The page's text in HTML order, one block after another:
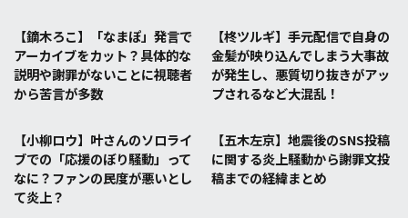
【鏑木ろこ】「なまぽ」発言で
アーカイブをカット？具体的な
説明や謝罪がないことに視聴者
から苦言が多数
【柊ツルギ】手元配信で自身の
金髪が映り込んでしまう大事故
が発生し、悪質切り抜きがアッ
プされるなど大混乱！
【小柳ロウ】叶さんのソロライ
ブでの「応援のぼり騒動」って
なに？ファンの民度が悪いとし
て炎上？
【五木左京】地震後のSNS投稿
に関する炎上騒動から謝罪文投
稿までの経緯まとめ